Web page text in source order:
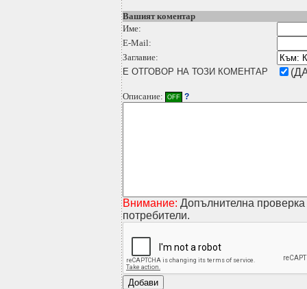
Вашият коментар
Име:
E-Mail:
Заглавие:
Е ОТГОВОР НА ТОЗИ КОМЕНТАР
Описание: OFF ?
Внимание: Допълнителна
потребители.